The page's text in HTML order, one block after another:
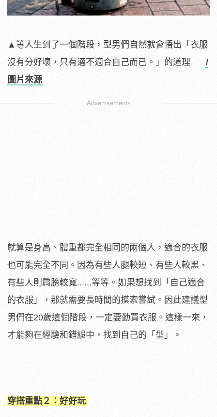
▲等人生到了一個階段，型男們自然就會悟出「衣服
沒有分好壞，只有適不適合自己而已。」的道理 /
圖片來源
Advertisements
就算是身高、體重都完全相同的兩個人，適合的衣服
也可能完全不同。因為有些人腿較短、有些人較黑、
有些人則肩膀較寬......等等。如果想找到「自己適合
的衣服」，那就需要長時間的摸索嘗試。因此建議型
男們在20歲這個階段，一定要勤買衣服。這樣一來，
才能夠在經驗和錯誤中，找到自己的「型」。
穿搭重點２：好好玩